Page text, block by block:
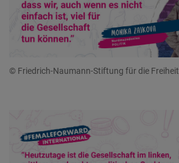
© Friedrich-Naumann-Stiftung für die Freiheit